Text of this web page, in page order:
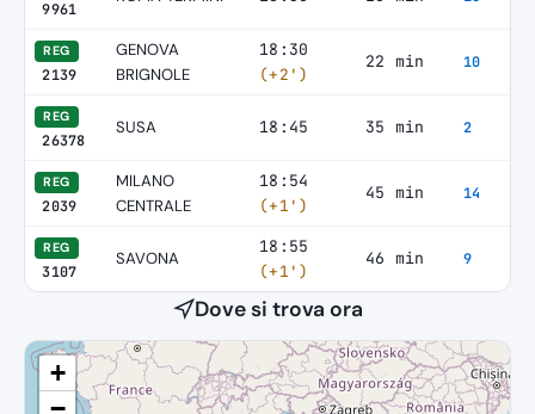
9961
REG
2139
GENOVA
BRIGNOLE
18:30
(+2')
22 min 10
REG
26378
SUSA 18:45 35 min 2
REG
2039
MILANO
CENTRALE
18:54
(+1')
45 min 14
REG
3107
SAVONA
18:55
(+1')
46 min 9
Dove si trova ora
+